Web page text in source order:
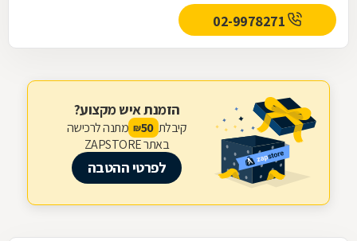
הזמנת איש מקצוע?
קיבלת 50
₪ מתנה לרכישה
באתר ZAPSTORE
לפרטי ההטבה